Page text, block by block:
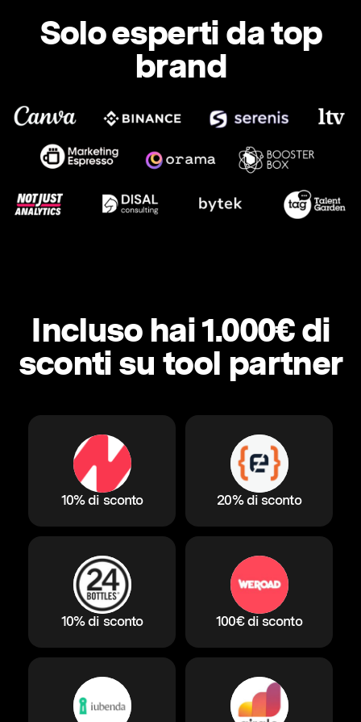
Solo esperti da top
brand
Incluso hai 1.000€ di
sconti su tool partner
10% di sconto 20% di sconto
10% di sconto 100€ di sconto